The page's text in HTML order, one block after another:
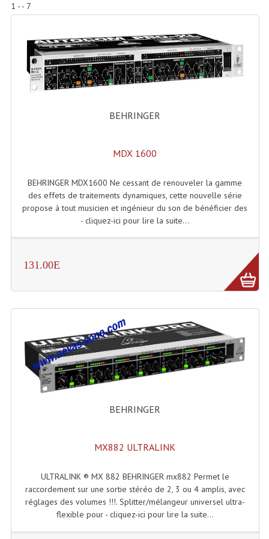
Accessoires Pieds Cellules Diamants
Accessoires Enceintes
Diamants
Selecteurs Audio Vidéo
Amplificateurs
Egaliseur Egaliseurs
Enceintes Et Caissons Basses
Packs Sono
Enceintes Passives Sono
Retours De Scène
Caisson De Basse Amplifié
1 - - 7
BEHRINGER
MDX 1600
BEHRINGER MDX1600 Ne cessant de renouveler la gamme
des effets de traitements dynamiques, cette nouvelle série
propose à tout musicien et ingénieur du son de bénéficier des
- cliquez-ici pour lire la suite...
131.00E
BEHRINGER
MX882 ULTRALINK
ULTRALINK ® MX 882 BEHRINGER mx882 Permet le
raccordement sur une sortie stéréo de 2, 3 ou 4 amplis, avec
réglages des volumes !!!. Splitter/mélangeur universel ultra-
flexible pour - cliquez-ici pour lire la suite...